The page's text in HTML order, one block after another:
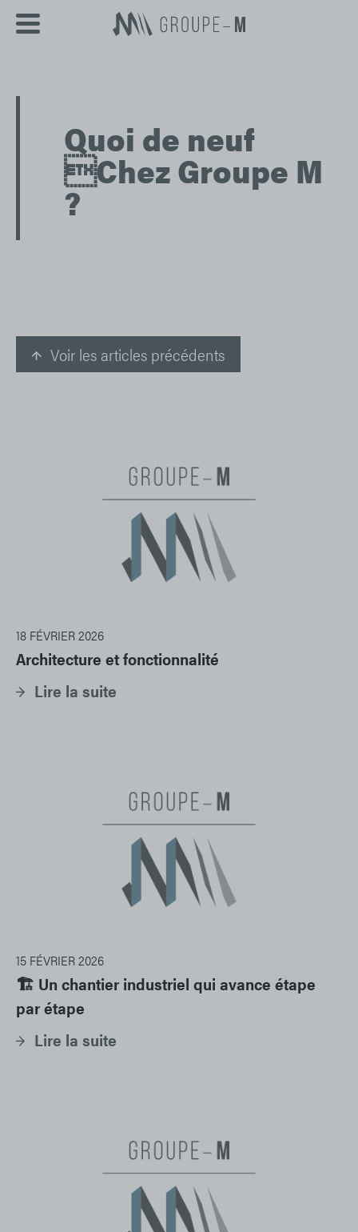
Quoi de neuf
Chez Groupe M
?
Voir les articles précédents
18 FÉVRIER 2026
Architecture et fonctionnalité
Lire la suite
15 FÉVRIER 2026
🏗️ Un chantier industriel qui avance étape
par étape
Lire la suite